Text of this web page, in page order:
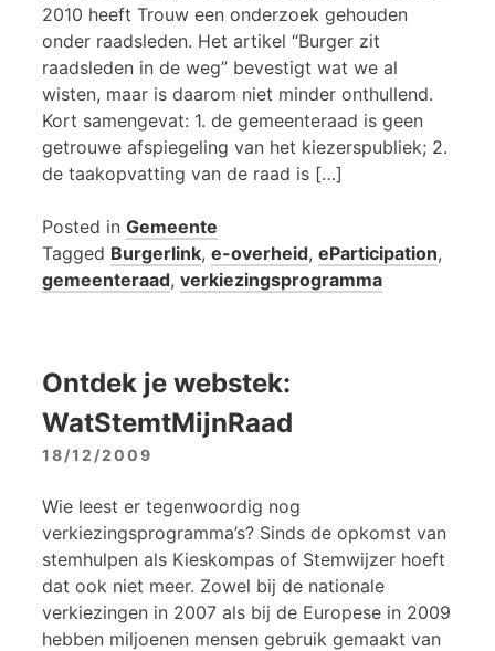
2010 heeft Trouw een onderzoek gehouden
onder raadsleden. Het artikel “Burger zit
raadsleden in de weg” bevestigt wat we al
wisten, maar is daarom niet minder onthullend.
Kort samengevat: 1. de gemeenteraad is geen
getrouwe afspiegeling van het kiezerspubliek; 2.
de taakopvatting van de raad is […]
Posted in Gemeente
Tagged Burgerlink, e-overheid, eParticipation,
gemeenteraad, verkiezingsprogramma
Ontdek je webstek:
WatStemtMijnRaad
18/12/2009
Wie leest er tegenwoordig nog
verkiezingsprogramma’s? Sinds de opkomst van
stemhulpen als Kieskompas of Stemwijzer hoeft
dat ook niet meer. Zowel bij de nationale
verkiezingen in 2007 als bij de Europese in 2009
hebben miljoenen mensen gebruik gemaakt van